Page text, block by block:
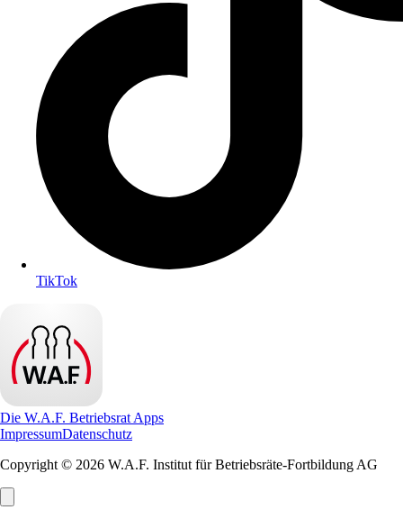
TikTok
Die W.A.F. Betriebsrat Apps
ImpressumDatenschutz
Copyright © 2026 W.A.F. Institut für Betriebsräte-Fortbildung AG